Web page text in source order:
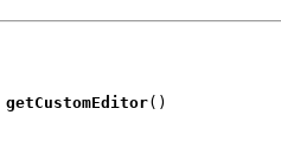
getCustomEditor()